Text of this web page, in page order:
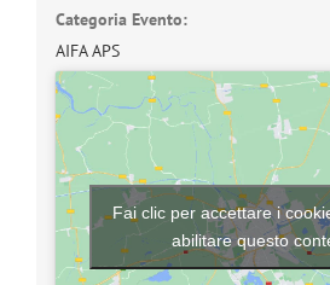
Categoria Evento:
AIFA APS
Fai clic per accettare i
abilitare questo